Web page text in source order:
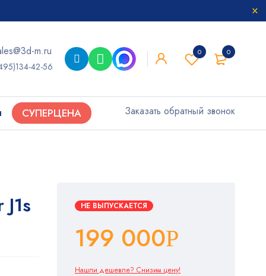
0
0
m.ru
42-56
СУПЕРЦЕНА Заказать обратный звонок
НЕ ВЫПУСКАЕТСЯ
199 000Р
Нашли дешевле? Снизим цену!